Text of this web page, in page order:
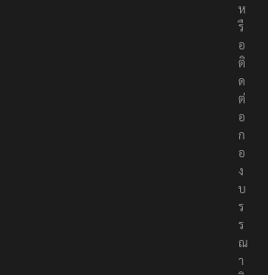
ห
รื
อ
ติ
ด
ต่
อ
ก
อ
ง
บ
ร
ร
ณ
า